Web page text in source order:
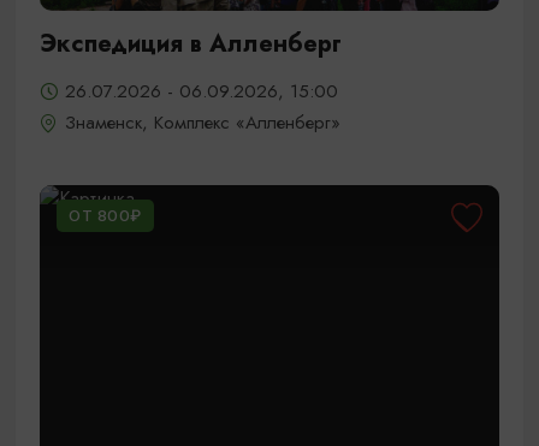
Экспедиция в Алленберг
26.07.2026 - 06.09.2026, 15:00
Знаменск, Комплекс «Алленберг»
ОТ 800₽